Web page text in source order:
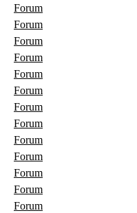
Forum
Forum
Forum
Forum
Forum
Forum
Forum
Forum
Forum
Forum
Forum
Forum
Forum